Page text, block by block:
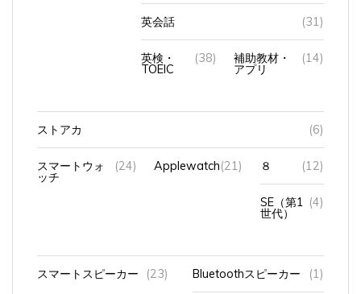
英会話 (31)
英検・
TOEIC
(38) 補助教材・
アプリ
(14)
(6)
スマートウォ
ッチ
(24) Applewatch (21) (12)
SE（第1
世代）
(4)
スマートスピーカー (23) Bluetoothスピーカー (1)